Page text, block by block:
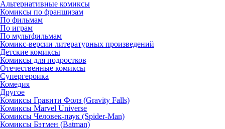
Альтернативные комиксы
Комиксы по франшизам
По фильмам
По играм
По мультфильмам
Комикс-версии литературных произведений
Детские комиксы
Комиксы для подростков
Отечественные комиксы
Супергероика
Комедия
Другое
Комиксы Гравити Фолз (Gravity Falls)
Комиксы Marvel Universe
Комиксы Человек-паук (Spider-Man)
Комиксы Бэтмен (Batman)